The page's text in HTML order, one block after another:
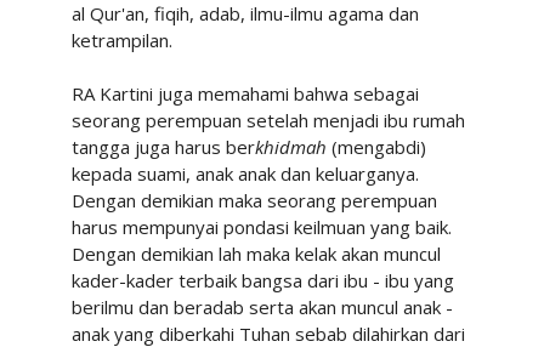
al Qur'an, fiqih, adab, ilmu-ilmu agama dan
ketrampilan.
RA Kartini juga memahami bahwa sebagai
seorang perempuan setelah menjadi ibu rumah
tangga juga harus berkhidmah (mengabdi)
kepada suami, anak anak dan keluarganya.
Dengan demikian maka seorang perempuan
harus mempunyai pondasi keilmuan yang baik.
Dengan demikian lah maka kelak akan muncul
kader-kader terbaik bangsa dari ibu - ibu yang
berilmu dan beradab serta akan muncul anak -
anak yang diberkahi Tuhan sebab dilahirkan dari